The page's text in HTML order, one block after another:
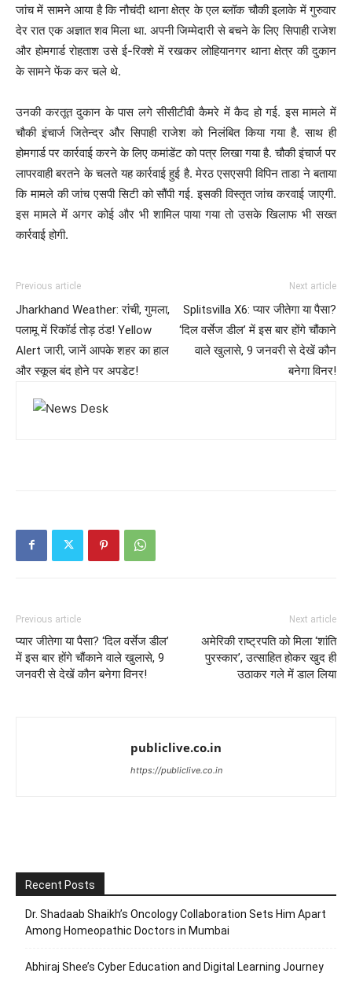
जांच में सामने आया है कि नौचंदी थाना क्षेत्र के एल ब्लॉक चौकी इलाके में गुरुवार
देर रात एक अज्ञात शव मिला था. अपनी जिम्मेदारी से बचने के लिए सिपाही राजेश
और होमगार्ड रोहताश उसे ई-रिक्शे में रखकर लोहियानगर थाना क्षेत्र की दुकान
के सामने फेंक कर चले थे.
उनकी करतूत दुकान के पास लगे सीसीटीवी कैमरे में कैद हो गई. इस मामले में
चौकी इंचार्ज जितेन्द्र और सिपाही राजेश को निलंबित किया गया है. साथ ही
होमगार्ड पर कार्रवाई करने के लिए कमांडेंट को पत्र लिखा गया है. चौकी इंचार्ज पर
लापरवाही बरतने के चलते यह कार्रवाई हुई है. मेरठ एसएसपी विपिन ताडा ने बताया
कि मामले की जांच एसपी सिटी को सौंपी गई. इसकी विस्तृत जांच करवाई जाएगी.
इस मामले में अगर कोई और भी शामिल पाया गया तो उसके खिलाफ भी सख्त
कार्रवाई होगी.
Previous article
Jharkhand Weather: रांची, गुमला,
पलामू में रिकॉर्ड तोड़ ठंड! Yellow
Alert जारी, जानें आपके शहर का हाल
और स्कूल बंद होने पर अपडेट!
Next article
Splitsvilla X6: प्यार जीतेगा या पैसा?
‘दिल वर्सेज डील’ में इस बार होंगे चौंकाने
वाले खुलासे, 9 जनवरी से देखें कौन
बनेगा विनर!
Previous article
प्यार जीतेगा या पैसा? ‘दिल वर्सेज डील’
में इस बार होंगे चौंकाने वाले खुलासे, 9
जनवरी से देखें कौन बनेगा विनर!
Next article
अमेरिकी राष्ट्रपति को मिला ‘शांति
पुरस्कार’, उत्साहित होकर खुद ही
उठाकर गले में डाल लिया
publiclive.co.in
https://publiclive.co.in
Recent Posts
Dr. Shadaab Shaikh’s Oncology Collaboration Sets Him Apart
Among Homeopathic Doctors in Mumbai
Abhiraj Shee’s Cyber Education and Digital Learning Journey